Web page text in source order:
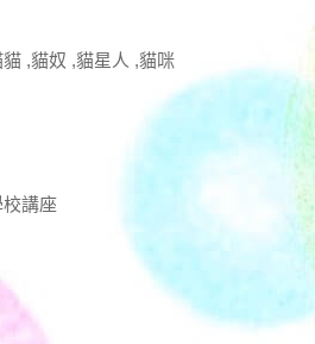
,貓奴 ,貓星人 ,貓咪
講座